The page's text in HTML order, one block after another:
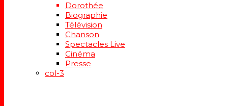
Dorothée
Biographie
Télévision
Chanson
Spectacles Live
Cinéma
Presse
col-3